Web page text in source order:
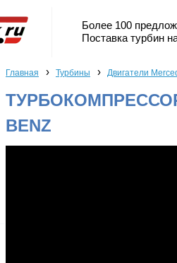
Более 100
Поставка турбин
Главная › Турбины › Двигатели
ТУРБОКОМПРЕССОР
BENZ